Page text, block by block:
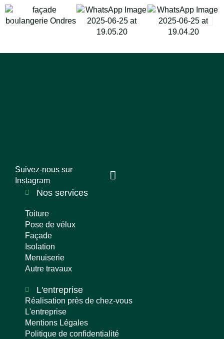
Suivez-nous sur
Instagram
Nos services
Toiture
Pose de vélux
Façade
Isolation
Menuiserie
Autre travaux
L'entreprise
Réalisation près de chez-vous
L'entreprise
Mentions Légales
Politique de confidentialité